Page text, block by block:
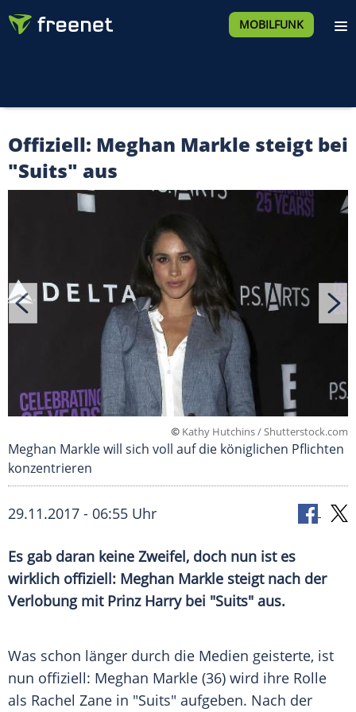
MOBILFUNK
Offiziell: Meghan Markle steigt bei
"Suits" aus
© Kathy Hutchins / Shutterstock.com
Meghan Markle will sich voll auf die königlichen Pflichten
konzentrieren
29.11.2017 - 06:55 Uhr
Es gab daran keine Zweifel, doch nun ist es
wirklich offiziell: Meghan Markle steigt nach der
Verlobungmit Prinz Harrybei "Suits" aus.
Was schon länger durch die Medien geisterte, ist
nun offiziell: Meghan Markle (36) wird ihre Rolle
als Rachel Zane in "Suits" aufgeben. Nach der